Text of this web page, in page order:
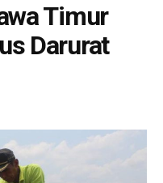
Timur
Darurat